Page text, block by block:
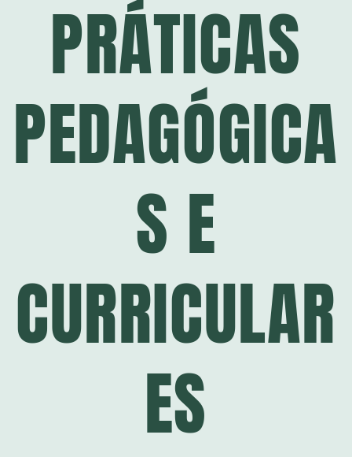
PRÁTICAS
PEDAGÓGICA
S E
CURRICULAR
ES